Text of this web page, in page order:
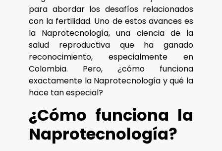
para abordar los desafíos relacionados
con la fertilidad. Uno de estos avances es
la Naprotecnología, una ciencia de la
salud reproductiva que ha ganado
reconocimiento, especialmente en
Colombia. Pero, ¿cómo funciona
exactamente la Naprotecnología y qué la
hace tan especial?
¿Cómo funciona la
Naprotecnología?